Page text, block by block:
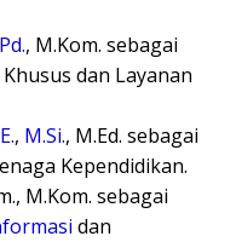
, M.Kom. sebagai
dan Layanan
, M.Si., M.Ed. sebagai
Kependidikan.
M.Kom. sebagai
dan